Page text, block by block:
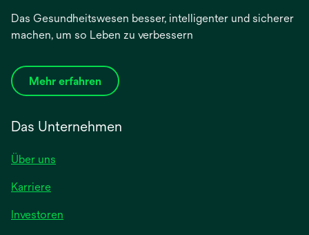
Das Gesundheitswesen besser, intelligenter und sicherer
machen, um so Leben zu verbessern
Mehr erfahren
Das Unternehmen
Über uns
Karriere
Investoren